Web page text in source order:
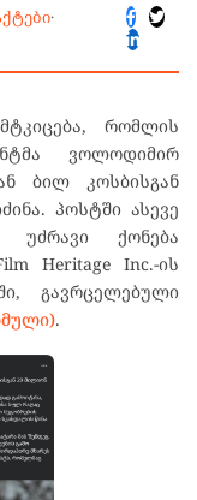
·
რომლის
ვოლოდიმირ
ბილ კოსბისგან
პოსტში ასევე
ქონება
Heritage Inc.-ის
გავრცელებული
.